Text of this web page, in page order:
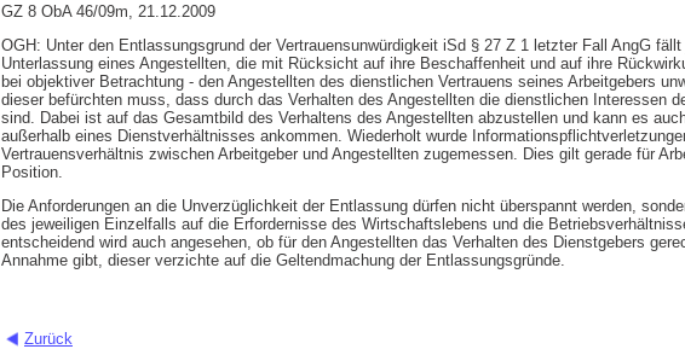
GZ 8 ObA 46/09m, 21.12.2009
OGH: Unter den Entlassungsgrund der Vertrauensunwürdigkeit iSd § 27 Z 1 letzter Fall AngG
Unterlassung eines Angestellten, die mit Rücksicht auf ihre Beschaffenheit und auf ihre
bei objektiver Betrachtung - den Angestellten des dienstlichen Vertrauens seines Arbeitgebers
dieser befürchten muss, dass durch das Verhalten des Angestellten die dienstlichen Interessen
sind. Dabei ist auf das Gesamtbild des Verhaltens des Angestellten abzustellen und kann es
außerhalb eines Dienstverhältnisses ankommen. Wiederholt wurde
Vertrauensverhältnis zwischen Arbeitgeber und Angestellten zugemessen. Dies gilt gerade für
Position.
Die Anforderungen an die Unverzüglichkeit der Entlassung dürfen nicht überspannt werden,
des jeweiligen Einzelfalls auf die Erfordernisse des Wirtschaftslebens und die
entscheidend wird auch angesehen, ob für den Angestellten das Verhalten des Dienstgebers
Annahme gibt, dieser verzichte auf die Geltendmachung der Entlassungsgründe.
Zurück